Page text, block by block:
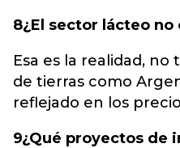
8¿El sector lácteo
Esa es la realidad,
de tierras como
reflejado en los
9¿Qué proyectos de